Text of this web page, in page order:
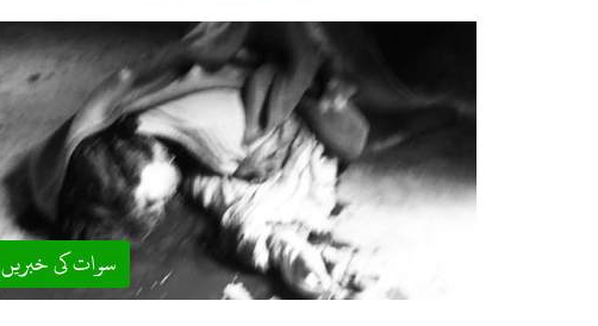
سوات کی خبریں